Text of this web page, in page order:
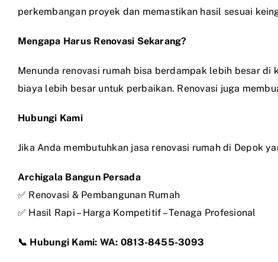
perkembangan proyek dan memastikan hasil sesuai
Mengapa Harus Renovasi Sekarang?
Menunda renovasi rumah bisa berdampak lebih besar
biaya lebih besar untuk perbaikan. Renovasi juga
Hubungi Kami
Jika Anda membutuhkan jasa renovasi rumah di Depok
Archigala Bangun Persada
✅ Renovasi & Pembangunan Rumah
✅ Hasil Rapi – Harga Kompetitif – Tenaga Profesional
📞 Hubungi Kami: WA: 0813-8455-3093